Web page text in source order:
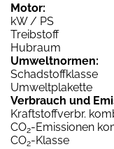
Motor:
kW / PS
Treibstoff
Hubraum
Umweltnormen:
Schadstoffklasse
Umweltplakette
Verbrauch und
Kraftstoffverbr.
CO2-Emissionen
CO2-Klasse